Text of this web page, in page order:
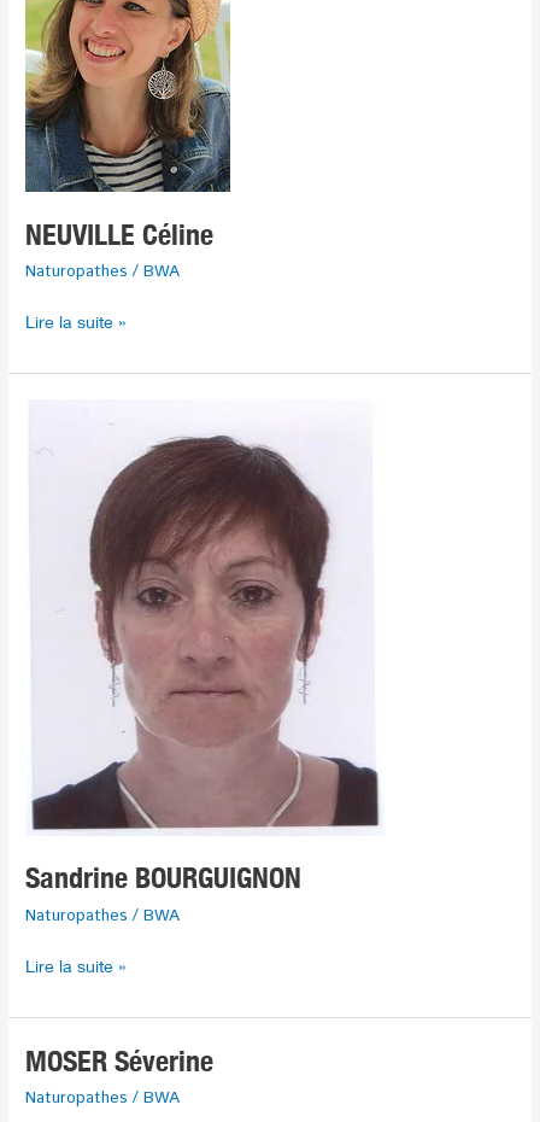
NEUVILLE Céline
Naturopathes /BWA
Lire la suite »
Sandrine BOURGUIGNON
Naturopathes /BWA
Lire la suite »
MOSER Séverine
Naturopathes /BWA
MOSER